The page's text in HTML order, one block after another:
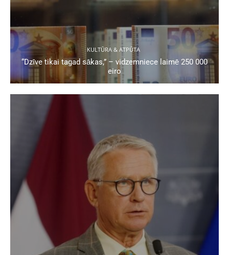
KULTŪRA & ATPŪTA
“Dzīve tikai tagad sākas,” – vidzemniece laimē 250 000
eiro